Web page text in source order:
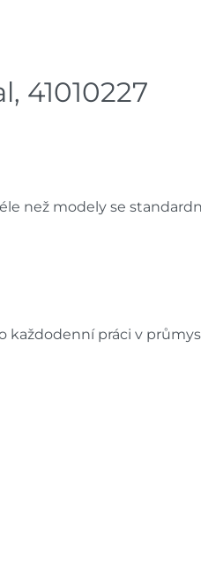
na prodejně - doručení do 7
je pouze orientační.
41010227
než modely se
každodenní práci v